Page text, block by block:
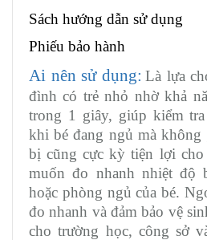
Sách hướng dẫn sử dụng
Phiếu bảo hành
Ai nên sử dụng: Là lựa
đình có trẻ nhỏ nhờ khả
trong 1 giây, giúp kiểm
khi bé đang ngủ mà
bị cũng cực kỳ tiện lợi cho
muốn đo nhanh nhiệt độ
hoặc phòng ngủ của bé.
đo nhanh và đảm bảo vệ
cho trường học, công sở